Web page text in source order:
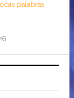
palabras